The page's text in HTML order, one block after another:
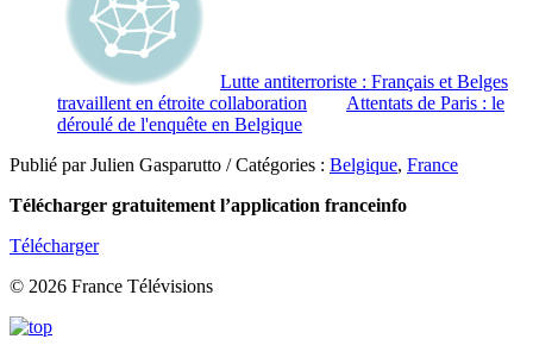
Lutte antiterroriste : Français et Belges
travaillent en étroite collaboration
Attentats de Paris : le
déroulé de l'enquête en Belgique
Publié par Julien Gasparutto / Catégories : Belgique, France
Télécharger gratuitement l’application franceinfo
Télécharger
© 2026 France Télévisions